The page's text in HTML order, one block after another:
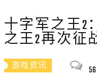
十字军之王2
之王2再次征
游戏资讯